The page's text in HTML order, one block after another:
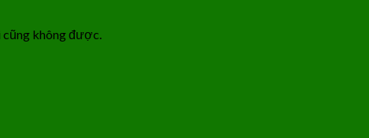
cũng không được.